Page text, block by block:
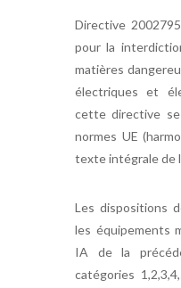
Directive
pour la
matières
électriques et
cette directive
normes UE
texte intégrale de
Les dispositions
les équipements
IA de la
catégories